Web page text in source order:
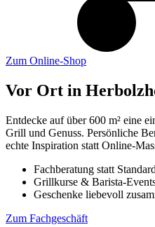
Zum Online-Shop
Vor Ort in
Entdecke auf über 600 m² eine
Grill und Genuss. Persönliche
echte Inspiration statt Online-
Fachberatung statt
Grillkurse & Barista-
Geschenke liebevoll
Zum Fachgeschäft